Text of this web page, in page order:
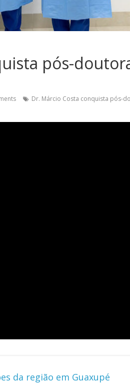
pós-
Dr. Márcio Costa conquista pós-
da região em Guaxupé